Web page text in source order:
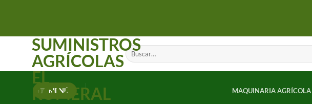
SUMINISTROS
AGRÍCOLAS
EL
ROMERAL
Buscar
por:
MENÚ MAQUINARIA AGRÍCOLA